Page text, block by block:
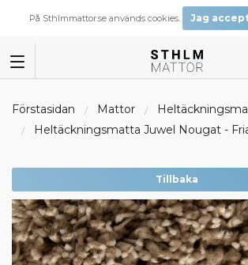
På Sthlmmattor.se används cookies. Jag
Förstasidan Mattor
Heltäckningsmatta Juwel Nougat -
Tillbaka